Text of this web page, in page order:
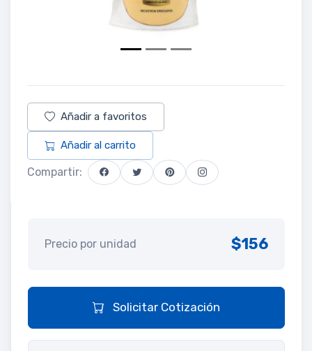
Añadir a favoritos
Añadir al carrito
Compartir:
Precio por unidad $156
Solicitar Cotización